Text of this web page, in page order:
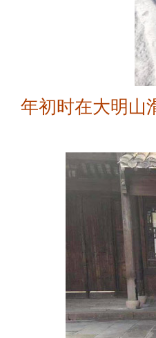
年初时在大明山